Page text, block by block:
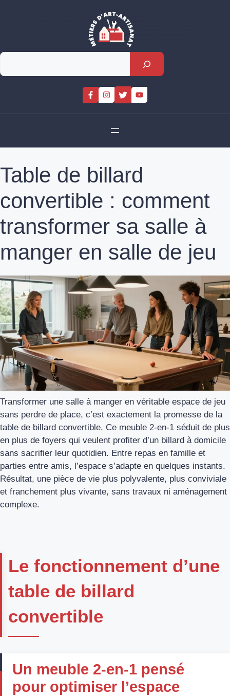
Rechercher
Table de billard
convertible : comment
transformer sa salle à
manger en salle de jeu
Transformer une salle à manger en véritable espace de jeu
sans perdre de place, c’est exactement la promesse de la
table de billard convertible. Ce meuble 2-en-1 séduit de plus
en plus de foyers qui veulent profiter d’un billard à domicile
sans sacrifier leur quotidien. Entre repas en famille et
parties entre amis, l’espace s’adapte en quelques instants.
Résultat, une pièce de vie plus polyvalente, plus conviviale
et franchement plus vivante, sans travaux ni aménagement
complexe.
Le fonctionnement d’une
table de billard
convertible
Un meuble 2-en-1 pensé
pour optimiser l’espace